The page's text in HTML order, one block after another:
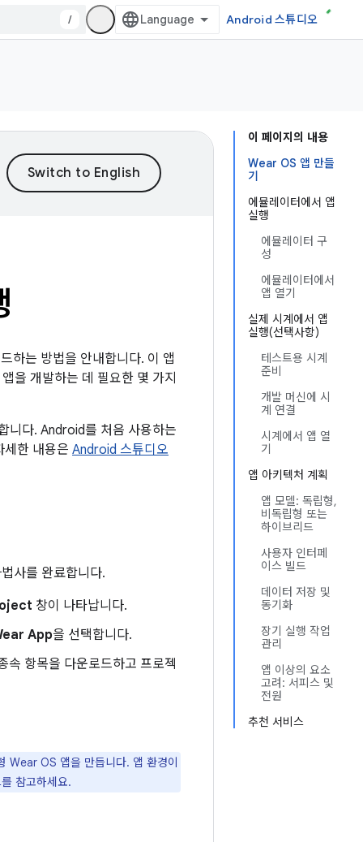
/ Android 스튜디오
이 페이지의 내용
Wear OS 앱 만들
기
에뮬레이터에서 앱
실행
에뮬레이터 구
성
에뮬레이터에서
앱 열기
실제 시계에서 앱
실행(선택사항)
테스트용 시계
준비
개발 머신에 시
계 연결
시계에서 앱 열
기
앱 아키텍처 계획
앱 모델: 독립형,
비독립형 또는
하이브리드
사용자 인터페
이스 빌드
데이터 저장 및
동기화
장기 실행 작업
관리
앱 이상의 요소
고려: 서피스 및
전원
추천 서비스
하는 방법을 안내합니다. 이 앱
을 개발하는 데 필요한 몇 가지
니다. Android를 처음 사용하는
한 내용은 Android 스튜디오
사를 완료합니다.
창이 나타납니다.
App을 선택합니다.
항목을 다운로드하고 프로젝
Wear OS 앱을 만듭니다. 앱 환경이
참고하세요.